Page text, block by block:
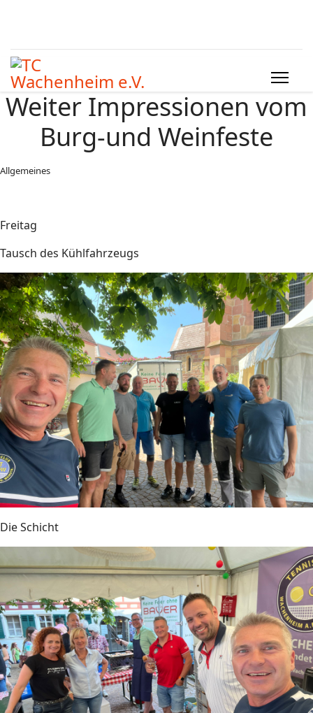
Weiter Impressionen vom
Burg-und Weinfeste
Allgemeines
Freitag
Tausch des Kühlfahrzeugs
Die Schicht